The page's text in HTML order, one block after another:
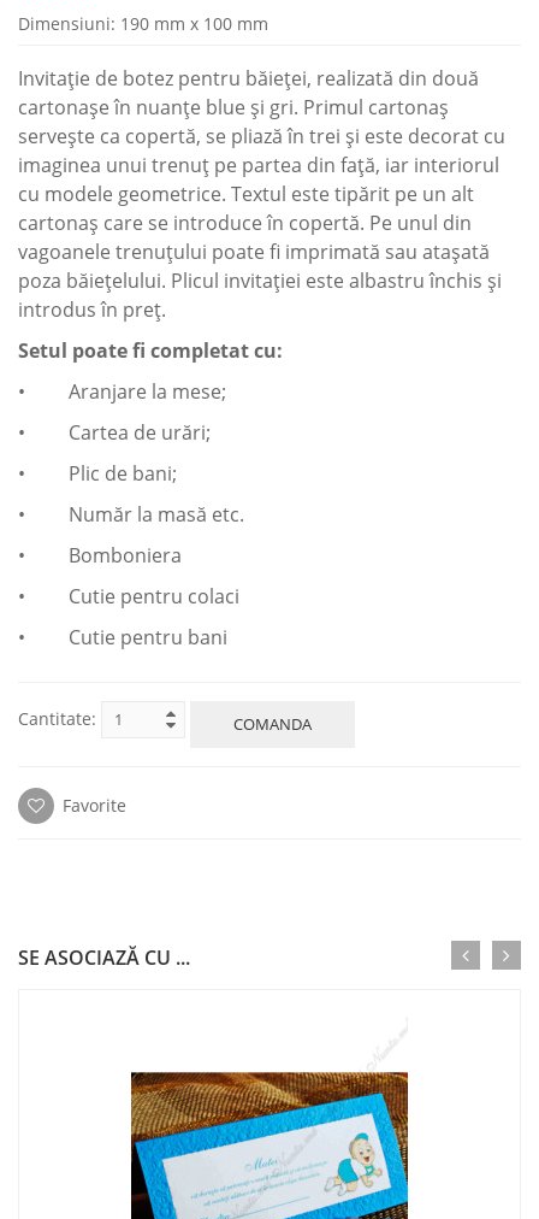
Dimensiuni: 190 mm x 100 mm
Invitație de botez pentru băieței, realizată din două
cartonașe în nuanțe blue și gri. Primul cartonaș
servește ca copertă, se pliază în trei și este decorat cu
imaginea unui trenuț pe partea din față, iar interiorul
cu modele geometrice. Textul este tipărit pe un alt
cartonaș care se introduce în copertă. Pe unul din
vagoanele trenuțului poate fi imprimată sau atașată
poza băiețelului. Plicul invitației este albastru închis și
introdus în preț.
Setul poate fi completat cu:
• Aranjare la mese;
• Cartea de urări;
• Plic de bani;
• Număr la masă etc.
• Bomboniera
• Cutie pentru colaci
• Cutie pentru bani
Cantitate: COMANDA
Favorite
SE ASOCIAZĂ CU ...